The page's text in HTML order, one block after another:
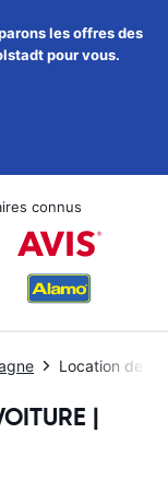
les offres des
pour vous.
connus
Location de
|